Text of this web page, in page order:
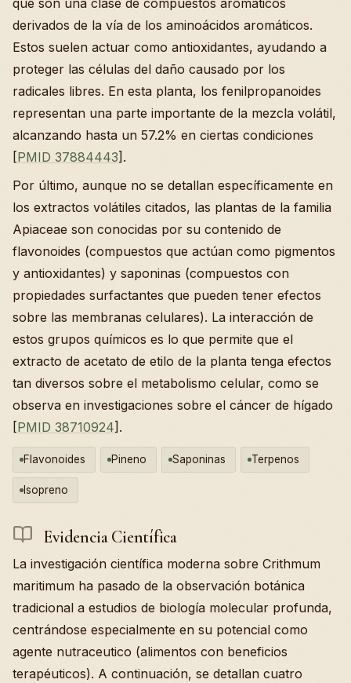
derivados de la vía de los aminoácidos aromáticos.
Estos suelen actuar como antioxidantes, ayudando a
proteger las células del daño causado por los
radicales libres. En esta planta, los fenilpropanoides
representan una parte importante de la mezcla volátil,
alcanzando hasta un 57.2% en ciertas condiciones
[PMID 37884443].
Por último, aunque no se detallan específicamente en
los extractos volátiles citados, las plantas de la familia
Apiaceae son conocidas por su contenido de
flavonoides (compuestos que actúan como pigmentos
y antioxidantes) y saponinas (compuestos con
propiedades surfactantes que pueden tener efectos
sobre las membranas celulares). La interacción de
estos grupos químicos es lo que permite que el
extracto de acetato de etilo de la planta tenga efectos
tan diversos sobre el metabolismo celular, como se
observa en investigaciones sobre el cáncer de hígado
[PMID 38710924].
Flavonoides Pineno Saponinas Terpenos
Isopreno
Evidencia Científica
La investigación científica moderna sobre Crithmum
maritimum ha pasado de la observación botánica
tradicional a estudios de biología molecular profunda,
centrándose especialmente en su potencial como
agente nutraceutico (alimentos con beneficios
terapéuticos). A continuación, se detallan cuatro